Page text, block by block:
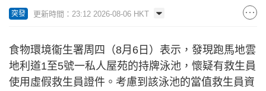
突發 更新時間：23:12 2026-08-06 HKT
食物環境衞生署周四（8月6日）表示，發現跑馬地雲
地利道1至5號一私人屋苑的持牌泳池，懷疑有救生員
使用虛假救生員證件。考慮到該泳池的當值救生員資